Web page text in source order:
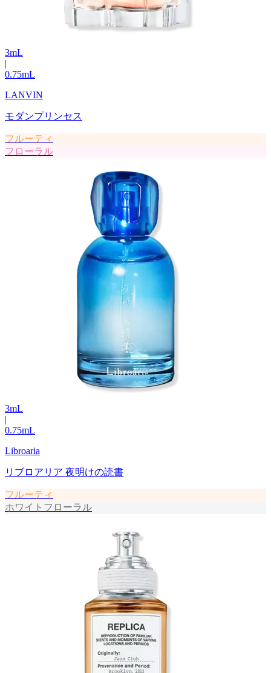
3mL
|
0.75mL
LANVIN
モダンプリンセス
フルーティ
フローラル
3mL
|
0.75mL
Libroaria
リブロアリア 夜明けの読書
フルーティ
ホワイトフローラル